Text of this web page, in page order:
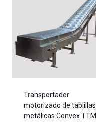
Transportador
motorizado de tablillas
metálicas Convex TTM